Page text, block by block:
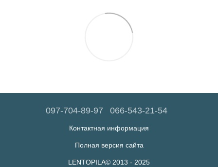
097-704-89-97 066-543-21-54
Контактная информация
Полная версия сайта
LENTOPILA© 2013 - 2025